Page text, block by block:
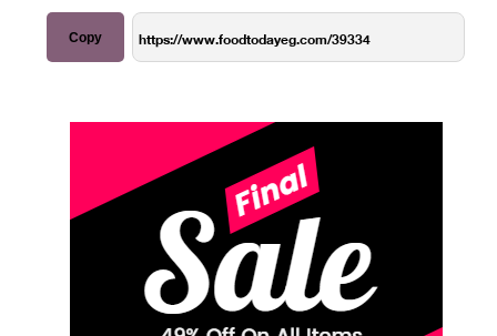
Copy